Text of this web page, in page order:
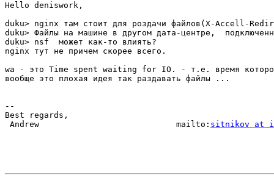
Hello deniswork,
duku> nginx там стоит для роздачи файлов(X-Accell-
duku> Файлы на машине в другом дата-центре,
duku> nsf  может как-то влиять?
nginx тут не причем скорее всего.
wa - это Time spent waiting for IO. - т.е. время которое
вообще это плохая идея так раздавать файлы ...
--
Best regards,
Andrew                            mailto: sitnikov at